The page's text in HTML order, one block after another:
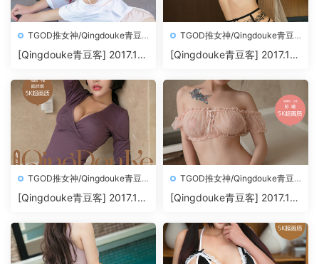
TGOD推女神/Qingdouke青豆
客
[Qingdouke青豆客] 2017.11.
TGOD推女神/Qingdouke青豆
客
[Qingdouke青豆客] 2017.11.
TGOD推女神/Qingdouke青豆
客
[Qingdouke青豆客] 2017.11.
TGOD推女神/Qingdouke青豆
客
[Qingdouke青豆客] 2017.11.